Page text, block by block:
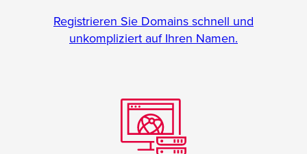
Registrieren Sie Domains schnell und
unkompliziert auf Ihren Namen.